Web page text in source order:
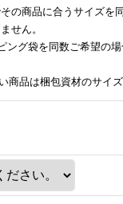
の商品に合うサイズを
せん。
ング袋を同数ご希望の
商品は梱包資材のサイズ